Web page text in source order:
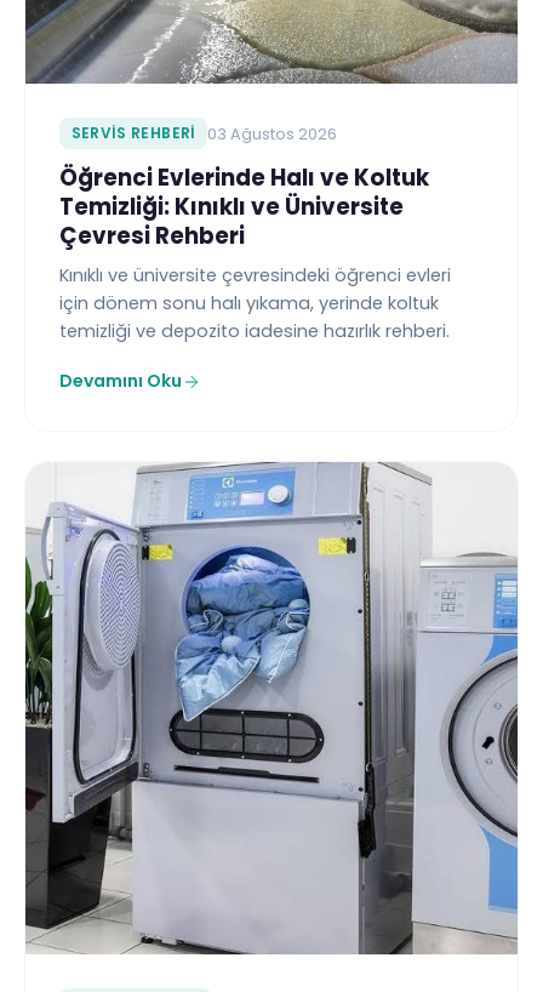
SERVIS REHBERI 03 Ağustos 2026
Öğrenci Evlerinde Halı ve Koltuk
Temizliği: Kınıklı ve Üniversite
Çevresi Rehberi
Kınıklı ve üniversite çevresindeki öğrenci evleri
için dönem sonu halı yıkama, yerinde koltuk
temizliği ve depozito iadesine hazırlık rehberi.
Devamını Oku